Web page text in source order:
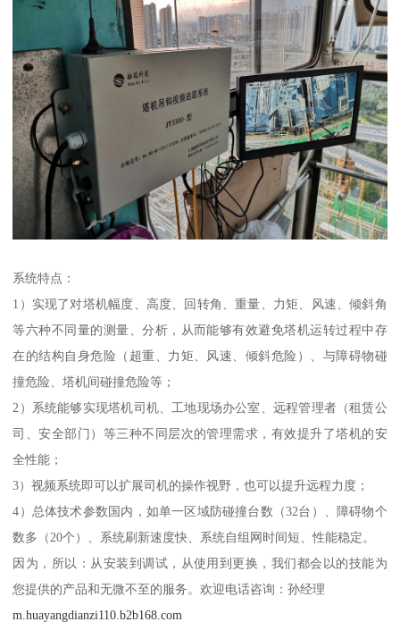
系统特点：
1）实现了对塔机幅度、高度、回转角、重量、力矩、风速、倾斜角
等六种不同量的测量、分析，从而能够有效避免塔机运转过程中存
在的结构自身危险（超重、力矩、风速、倾斜危险）、与障碍物碰
撞危险、塔机间碰撞危险等；
2）系统能够实现塔机司机、工地现场办公室、远程管理者（租赁公
司、安全部门）等三种不同层次的管理需求，有效提升了塔机的安
全性能；
3）视频系统即可以扩展司机的操作视野，也可以提升远程力度；
4）总体技术参数国内，如单一区域防碰撞台数（32台）、障碍物个
数多（20个）、系统刷新速度快、系统自组网时间短、性能稳定。
因为，所以：从安装到调试，从使用到更换，我们都会以的技能为
您提供的产品和无微不至的服务。欢迎电话咨询：孙经理
m.huayangdianzi110.b2b168.com